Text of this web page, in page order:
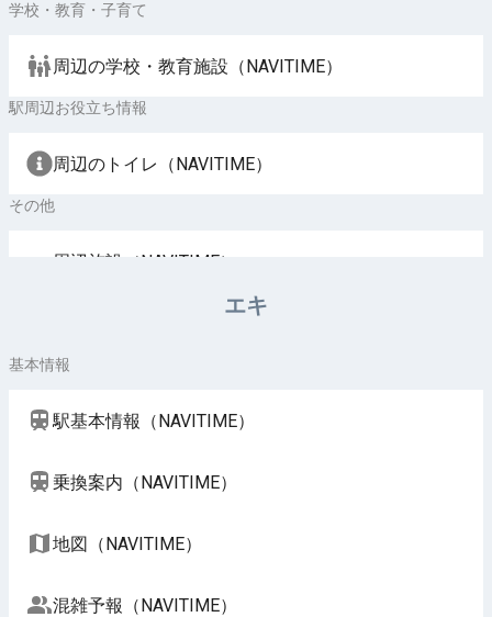
学校・教育・子育て
周辺の学校・教育施設（NAVITIME）
駅周辺お役立ち情報
周辺のトイレ（NAVITIME）
その他
周辺施設（NAVITIME）
エキ
基本情報
駅基本情報（NAVITIME）
乗換案内（NAVITIME）
地図（NAVITIME）
混雑予報（NAVITIME）